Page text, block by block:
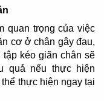
quan trọng của việc
cơ ở chân gây đau,
kéo giãn chân sẽ
quả nếu thực hiện
thực hiện ngay tại